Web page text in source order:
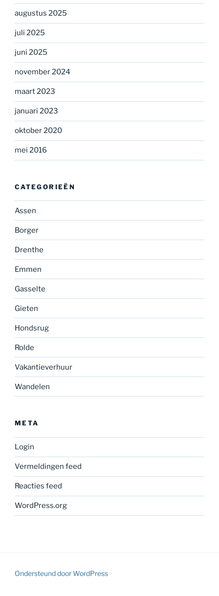
augustus 2025
juli 2025
juni 2025
november 2024
maart 2023
januari 2023
oktober 2020
mei 2016
CATEGORIEËN
Assen
Borger
Drenthe
Emmen
Gasselte
Gieten
Hondsrug
Rolde
Vakantieverhuur
Wandelen
META
Login
Vermeldingen feed
Reacties feed
WordPress.org
Ondersteund door WordPress